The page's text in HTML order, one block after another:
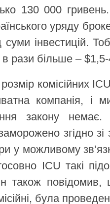
130 000 гривень.
уряду
інвестицій.
в рази більше –
комісійних
компанія, і
закону
згідно зі
у можливому
ICU такі
також
була